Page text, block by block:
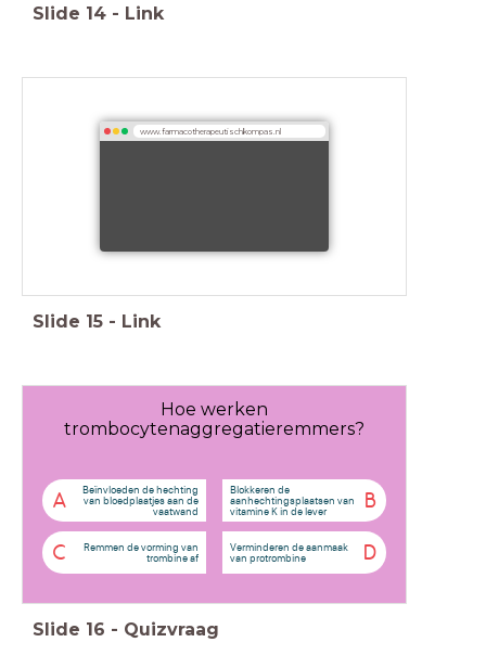
Slide 14 - Link
www.farmacotherapeutischkompas.nl
Slide 15 - Link
Hoe werken
trombocytenaggregatieremmers?
A
Beïnvloeden de hechting
van bloedplaatjes aan de
vaatwand
B
Blokkeren de
aanhechtingsplaatsen van
vitamine K in de lever
C
Remmen de vorming van
trombine af
D
Verminderen de aanmaak
van protrombine
Slide 16 - Quizvraag